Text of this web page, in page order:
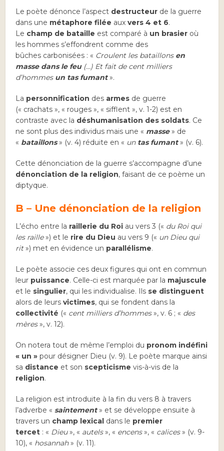
Le poète dénonce l’aspect destructeur de la guerre
dans une métaphore filée auxvers 4 et 6.
Le champ de bataille est comparé à un brasier où
les hommes s’effondrent comme des
bûches carbonisées : « Croulent les bataillons en
masse dans le feu(…) Et fait de cent milliers
d’hommesun tas fumant».
La personnification des armes de guerre
(« crachats », « rouges », « sifflent », v. 1-2) est en
contraste avec la déshumanisation des soldats. Ce
ne sont plus des individus mais une « masse» de
« bataillons» (v. 4) réduite en « un tas fumant » (v. 6).
Cette dénonciation de la guerre s’accompagne d’une
dénonciation de la religion, faisant de ce poème un
diptyque.
B – Une dénonciation de la religion
L’écho entre la raillerie du Roi au vers 3 (« du Roi qui
les raille») et le rire du Dieu au vers 9 (« un Dieu qui
rit») met en évidence un parallélisme.
Le poète associe ces deux figures qui ont en commun
leur puissance. Celle-ci est marquée par la majuscule
et le singulier, qui les individualise. Ils se distinguent
alors de leursvictimes, qui se fondent dans la
collectivité (« cent milliers d’hommes», v. 6 ; « des
mères», v. 12).
On notera tout de même l’emploi du pronom indéfini
« un » pour désigner Dieu (v. 9). Le poète marque ainsi
sa distance et son scepticisme vis-à-vis de la
religion.
La religion est introduite à la fin du vers 8 à travers
l’adverbe «saintement» et se développe ensuite à
travers un champ lexical dans le premier
tercet : « Dieu», « autels», « encens», « calices» (v. 9-
10), « hosannah» (v. 11).